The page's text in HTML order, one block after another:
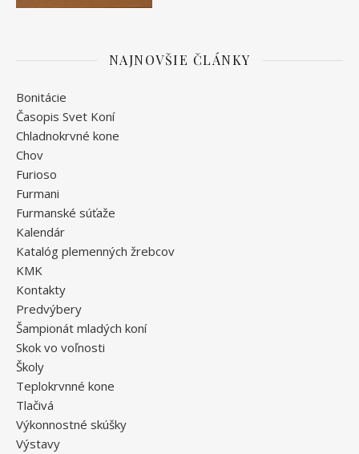
NAJNOVŠIE ČLÁNKY
Bonitácie
Časopis Svet Koní
Chladnokrvné kone
Chov
Furioso
Furmani
Furmanské súťaže
Kalendár
Katalóg plemenných žrebcov
KMK
Kontakty
Predvýbery
Šampionát mladých koní
Skok vo voľnosti
Školy
Teplokrvnné kone
Tlačivá
Výkonnostné skúšky
Výstavy